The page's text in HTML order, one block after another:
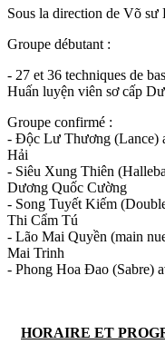
Sous la direction de Võ sư
Groupe débutant :
- 27 et 36 techniques de
Huấn luyện viên sơ cấp
Groupe confirmé :
- Độc Lư Thương (Lance)
Hải
- Siêu Xung Thiên
Dương Quốc Cường
- Song Tuyết Kiếm
Thi Cẩm Tú
- Lão Mai Quyền (main
Mai Trinh
- Phong Hoa Đao (Sabre)
HORAIRE ET